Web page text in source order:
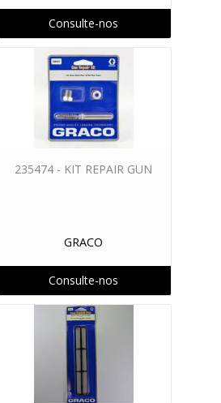
Consulte-nos
235474 - KIT REPAIR GUN
GRACO
Consulte-nos